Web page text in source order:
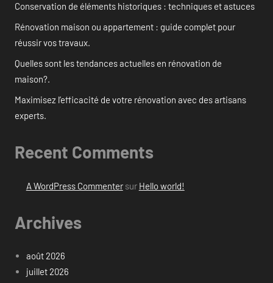
Conservation de éléments historiques : techniques et astuces
Rénovation maison ou appartement : guide complet pour
réussir vos travaux.
Quelles sont les tendances actuelles en rénovation de
maison?.
Maximisez l’efficacité de votre rénovation avec des artisans
experts.
Recent Comments
A WordPress Commentersur Hello world!
Archives
août 2026
juillet 2026